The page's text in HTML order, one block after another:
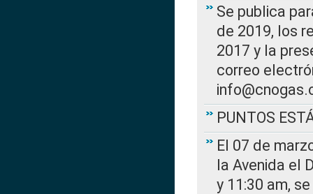
Se publica
de 2019, los
2017 y la
correo
PUNTOS
El 07 de
la Avenida el
y 11:30 am,